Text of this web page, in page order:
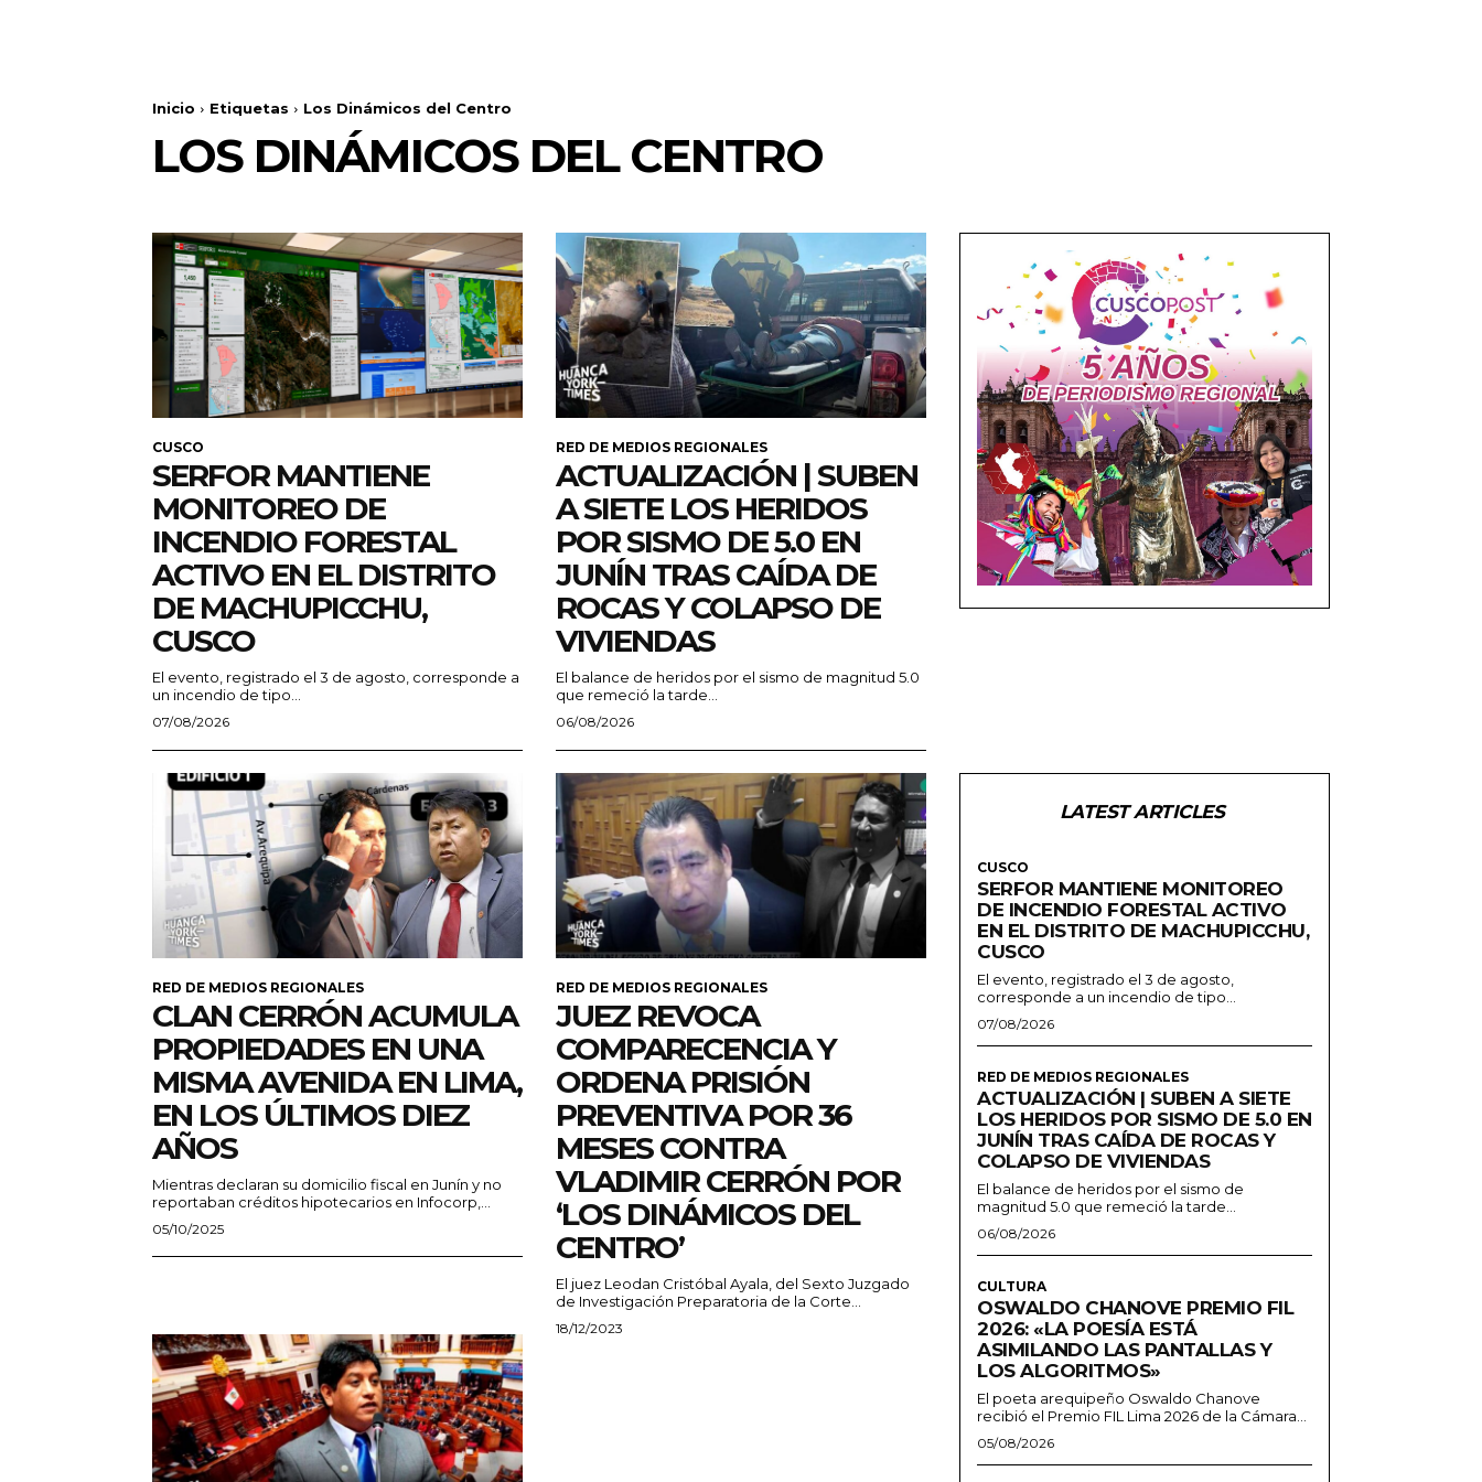
Inicio Etiquetas Los Dinámicos del Centro
LOS DINÁMICOS DEL CENTRO
CUSCO
SERFOR MANTIENE
MONITOREO DE
INCENDIO FORESTAL
ACTIVO EN EL DISTRITO
DE MACHUPICCHU,
CUSCO
El evento, registrado el 3 de agosto, corresponde a
un incendio de tipo...
07/08/2026
RED DE MEDIOS REGIONALES
ACTUALIZACIÓN | SUBEN
A SIETE LOS HERIDOS
POR SISMO DE 5.0 EN
JUNÍN TRAS CAÍDA DE
ROCAS Y COLAPSO DE
VIVIENDAS
El balance de heridos por el sismo de magnitud 5.0
que remeció la tarde...
06/08/2026
RED DE MEDIOS REGIONALES
CLAN CERRÓN ACUMULA
PROPIEDADES EN UNA
MISMA AVENIDA EN LIMA,
EN LOS ÚLTIMOS DIEZ
AÑOS
Mientras declaran su domicilio fiscal en Junín y no
reportaban créditos hipotecarios en Infocorp,...
05/10/2025
RED DE MEDIOS REGIONALES
JUEZ REVOCA
COMPARECENCIA Y
ORDENA PRISIÓN
PREVENTIVA POR 36
MESES CONTRA
VLADIMIR CERRÓN POR
‘LOS DINÁMICOS DEL
CENTRO’
El juez Leodan Cristóbal Ayala, del Sexto Juzgado
de Investigación Preparatoria de la Corte...
18/12/2023
LATEST ARTICLES
CUSCO
SERFOR MANTIENE MONITOREO
DE INCENDIO FORESTAL ACTIVO
EN EL DISTRITO DE MACHUPICCHU,
CUSCO
El evento, registrado el 3 de agosto,
corresponde a un incendio de tipo...
07/08/2026
RED DE MEDIOS REGIONALES
ACTUALIZACIÓN | SUBEN A SIETE
LOS HERIDOS POR SISMO DE 5.0 EN
JUNÍN TRAS CAÍDA DE ROCAS Y
COLAPSO DE VIVIENDAS
El balance de heridos por el sismo de
magnitud 5.0 que remeció la tarde...
06/08/2026
CULTURA
OSWALDO CHANOVE PREMIO FIL
2026: «LA POESÍA ESTÁ
ASIMILANDO LAS PANTALLAS Y
LOS ALGORITMOS»
El poeta arequipeño Oswaldo Chanove
recibió el Premio FIL Lima 2026 de la Cámara...
05/08/2026